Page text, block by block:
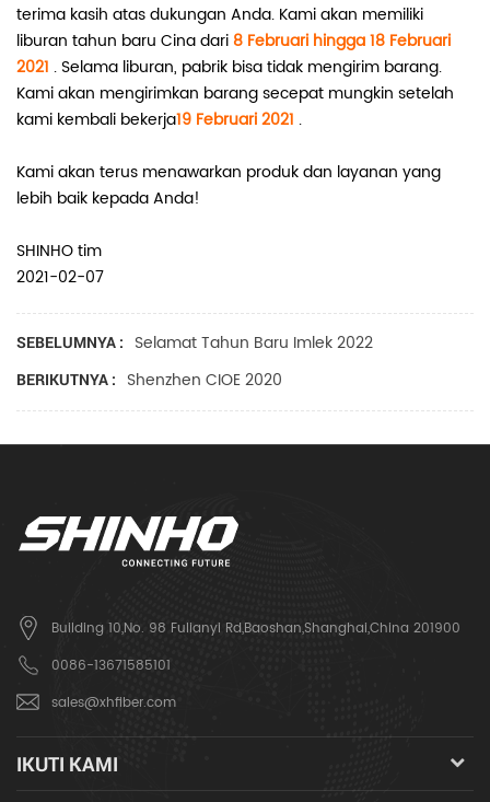
terima kasih atas dukungan Anda. Kami akan memiliki
liburan tahun baru Cina dari 8 Februari hingga 18 Februari
2021 . Selama liburan, pabrik bisa tidak mengirim barang.
Kami akan mengirimkan barang secepat mungkin setelah
kami kembali bekerja19 Februari 2021 .
Kami akan terus menawarkan produk dan layanan yang
lebih baik kepada Anda!
SHINHO tim
2021-02-07
SEBELUMNYA : Selamat Tahun Baru Imlek 2022
BERIKUTNYA : Shenzhen CIOE 2020
Building 10,No. 98 Fulianyi Rd,Baoshan,Shanghai,China 201900
0086-13671585101
sales@xhfiber.com
IKUTI KAMI